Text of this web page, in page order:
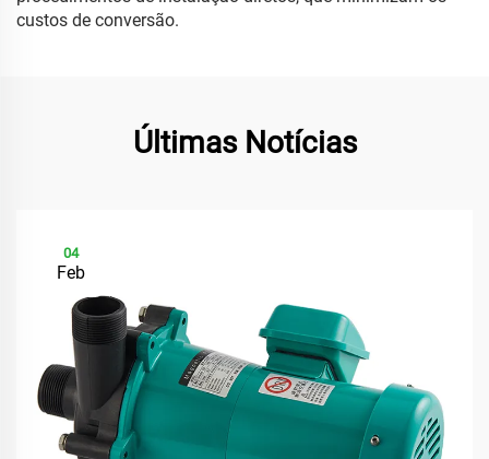
custos de conversão.
Últimas Notícias
04
Feb